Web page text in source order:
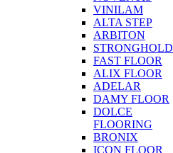
VINILAM
ALTA STEP
ARBITON
STRONGHOLD
FAST FLOOR
ALIX FLOOR
ADELAR
DAMY FLOOR
DOLCE
FLOORING
BRONIX
ICON FLOOR